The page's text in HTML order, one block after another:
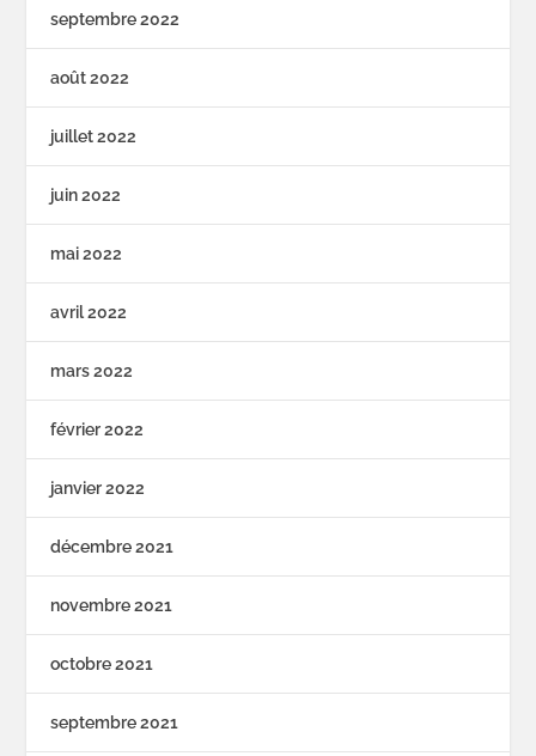
septembre 2022
août 2022
juillet 2022
juin 2022
mai 2022
avril 2022
mars 2022
février 2022
janvier 2022
décembre 2021
novembre 2021
octobre 2021
septembre 2021